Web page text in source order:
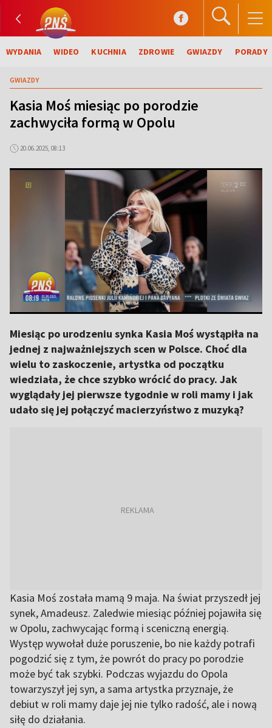
WYDANIA WIDEO KUCHNIA ZDROWIE GWIAZDY PORADY
GWIAZDY
Kasia Moś miesiąc po porodzie
zachwyciła formą w Opolu
20.06.2025, 08:13
Miesiąc po urodzeniu synka Kasia Moś wystąpiła na
jednej z najważniejszych scen w Polsce. Choć dla
wielu to zaskoczenie, artystka od początku
wiedziała, że chce szybko wrócić do pracy. Jak
wyglądały jej pierwsze tygodnie w roli mamy i jak
udało się jej połączyć macierzyństwo z muzyką?
Kasia Moś została mamą 9 maja. Na świat przyszedł jej
synek, Amadeusz. Zaledwie miesiąc później pojawiła się
w Opolu, zachwycając formą i sceniczną energią.
Występ wywołał duże poruszenie, bo nie każdy potrafi
pogodzić się z tym, że powrót do pracy po porodzie
może być tak szybki. Podczas wyjazdu do Opola
towarzyszył jej syn, a sama artystka przyznaje, że
debiut w roli mamy daje jej nie tylko radość, ale i nową
siłę do działania.